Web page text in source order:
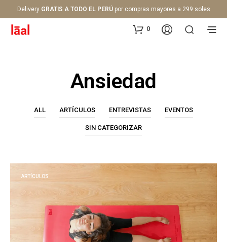
Delivery GRATIS A TODO EL PERÚpor compras mayores a 299 soles
0
Ansiedad
ALL ARTÍCULOS ENTREVISTAS EVENTOS
SIN CATEGORIZAR
ARTÍCULOS